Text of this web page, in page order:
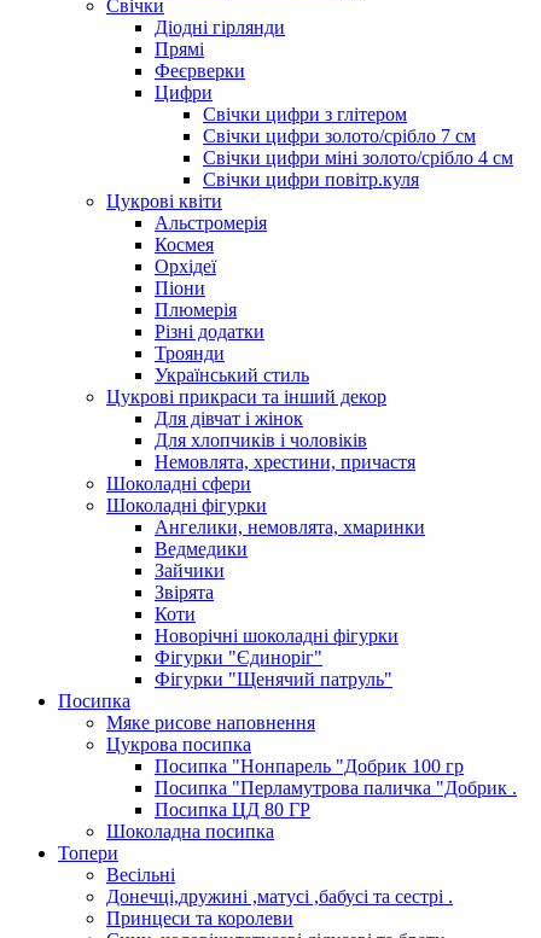
Свічки
Діодні гірлянди
Прямі
Феєрверки
Цифри
Свічки цифри з глітером
Свічки цифри золото/срібло 7 см
Свічки цифри міні золото/срібло 4 см
Свічки цифри повітр.куля
Цукрові квіти
Альстромерія
Космея
Орхідеї
Піони
Плюмерія
Різні додатки
Троянди
Український стиль
Цукрові прикраси та інший декор
Для дівчат і жінок
Для хлопчиків і чоловіків
Немовлята, хрестини, причастя
Шоколадні сфери
Шоколадні фігурки
Ангелики, немовлята, хмаринки
Ведмедики
Зайчики
Звірята
Коти
Новорічні шоколадні фігурки
Фігурки "Єдиноріг"
Фігурки "Щенячий патруль"
Посипка
Мяке рисове наповнення
Цукрова посипка
Посипка "Нонпарель "Добрик 100 гр
Посипка "Перламутрова паличка "Добрик .
Посипка ЦД 80 ГР
Шоколадна посипка
Топери
Весільні
Донечці,дружині ,матусі ,бабусі та сестрі .
Принцеси та королеви